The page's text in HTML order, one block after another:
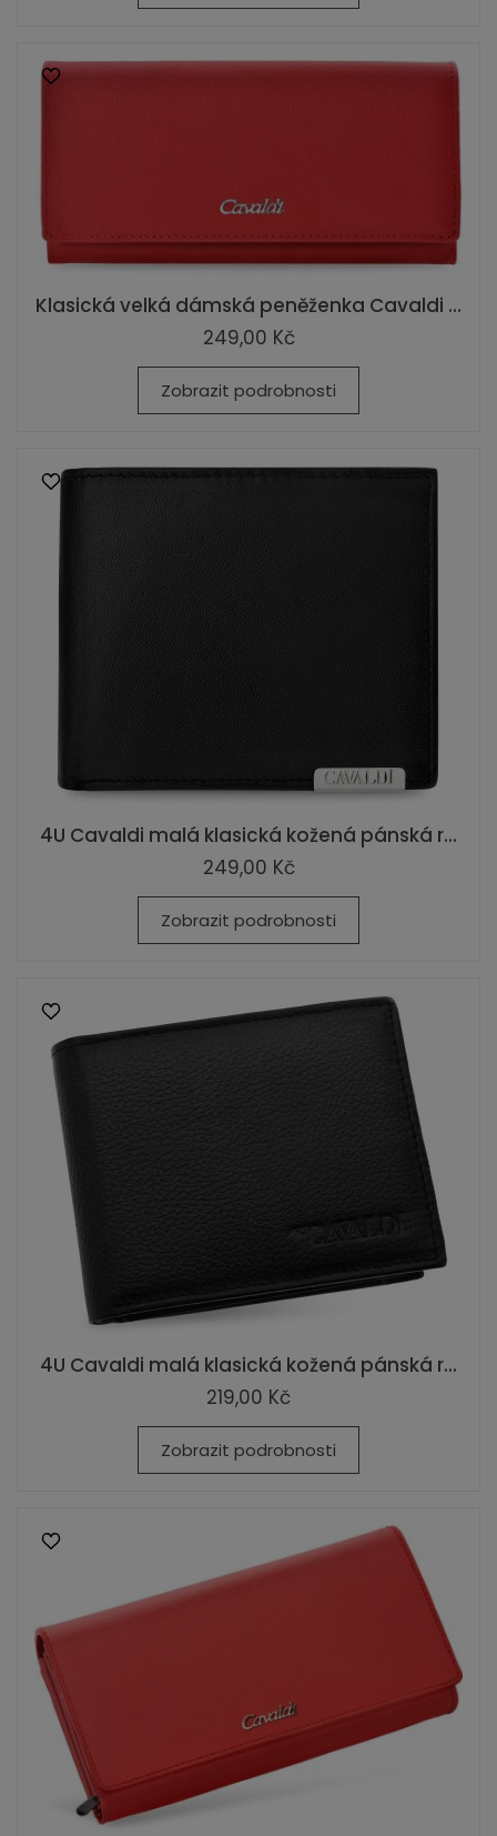
Klasická velká dámská peněženka Cavaldi ...
249,00 Kč
Zobrazit podrobnosti
4U Cavaldi malá klasická kožená pánská r...
249,00 Kč
Zobrazit podrobnosti
4U Cavaldi malá klasická kožená pánská r...
219,00 Kč
Zobrazit podrobnosti